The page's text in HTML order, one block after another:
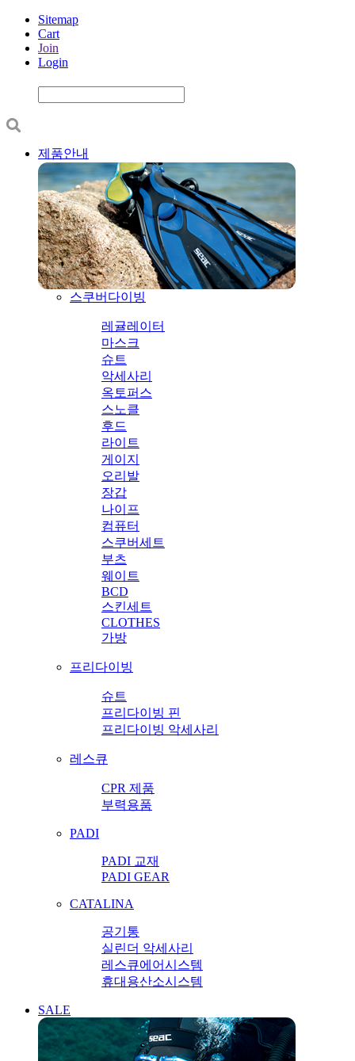
Sitemap
Cart
Join
Login
제품안내
스쿠버다이빙
레귤레이터
마스크
슈트
악세사리
옥토퍼스
스노클
후드
라이트
게이지
오리발
장갑
나이프
컴퓨터
스쿠버세트
부츠
웨이트
BCD
스킨세트
CLOTHES
가방
프리다이빙
슈트
프리다이빙 핀
프리다이빙 악세사리
레스큐
CPR 제품
부력용품
PADI
PADI 교재
PADI GEAR
CATALINA
공기통
실린더 악세사리
레스큐에어시스템
휴대용산소시스템
SALE